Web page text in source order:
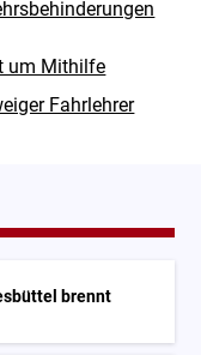
um Mithilfe
Fahrlehrer
brennt